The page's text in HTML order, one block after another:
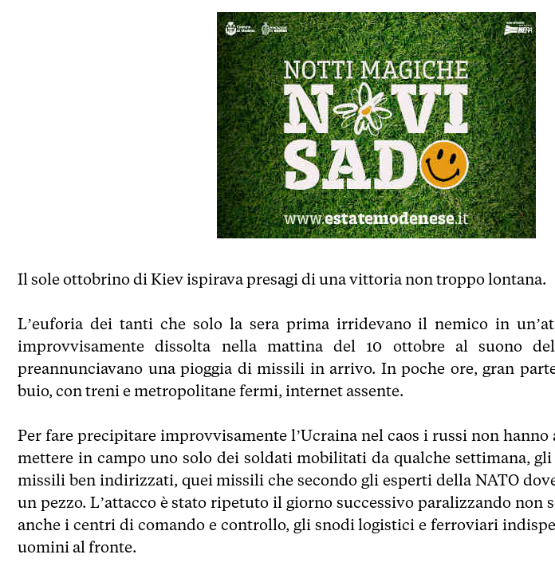
Il sole ottobrino di Kiev ispirava presagi di una vittoria non troppo lontana.
L’euforia dei tanti che solo la sera prima irridevano il nemico in
improvvisamente dissolta nella mattina del 10 ottobre al suono
preannunciavano una pioggia di missili in arrivo. In poche ore, gran
buio, con treni e metropolitane fermi, internet assente.
Per fare precipitare improvvisamente l’Ucraina nel caos i russi non
mettere in campo uno solo dei soldati mobilitati da qualche settimana,
missili ben indirizzati, quei missili che secondo gli esperti della NATO
un pezzo. L’attacco è stato ripetuto il giorno successivo paralizzando non
anche i centri di comando e controllo, gli snodi logistici e ferroviari
uomini al fronte.